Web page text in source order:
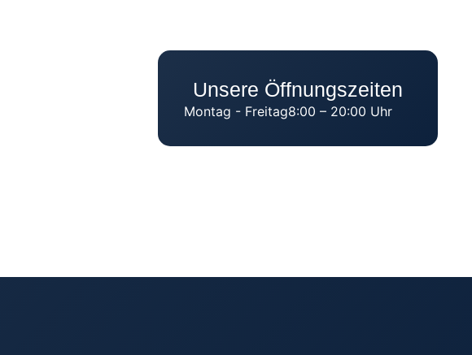
Unsere Öffnungszeiten
Montag - Freitag8:00 – 20:00 Uhr